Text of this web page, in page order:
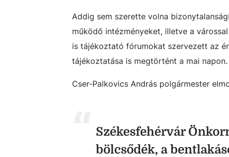
Addig sem szerette volna
működő intézményeket, illetve a
is tájékoztató fórumokat szervezett az
tájékoztatása is megtörtént a mai napon.
Cser-Palkovics András polgármester
Székesfehérvár
bölcsődék, a